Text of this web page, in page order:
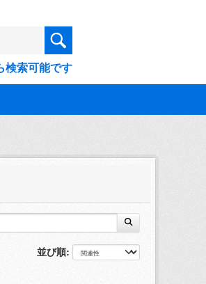
検索可能です
並び順